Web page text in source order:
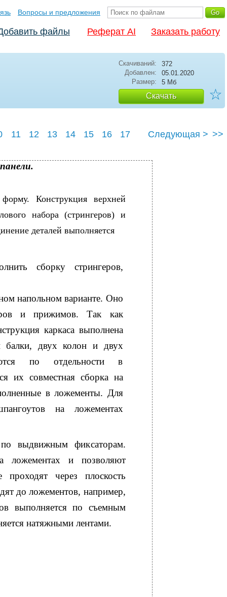
Вопросы и предложения
файлы Реферат AI Заказать работу
Скачиваний:
372
Добавлен:
05.01.2020
Размер:
5 Мб
Скачать ☆
11 12 13 14 15 16 17 Следующая > >>
Конструкция верхней
набора (стрингеров) и
деталей выполняется
сборку стрингеров,
напольном варианте. Оно
и прижимов. Так как
каркаса выполнена
двух колон и двух
по отдельности в
их совместная сборка на
в ложементы. Для
на ложементах
по выдвижным фиксаторам.
ложементах и позволяют
проходят через плоскость
до ложементов, например,
выполняется по съемным
натяжными лентами.